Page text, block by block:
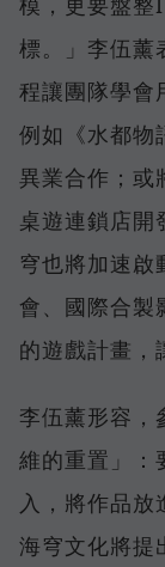
標。」李伍薰
程讓團隊學會
例如《水都物
異業合作；或
桌遊連鎖店開
穹也將加速啟
會、國際合製
的遊戲計畫，
李伍薰形容，
維的重置」：
入，將作品放
海穹文化將提